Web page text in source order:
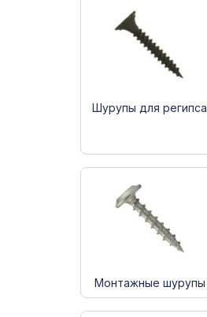
Шурупы для регипса
Монтажные шурупы